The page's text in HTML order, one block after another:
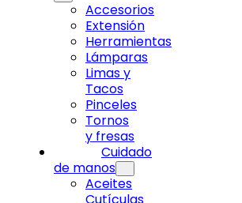
Accesorios
Extensión
Herramientas
Lámparas
Limas y
Tacos
Pinceles
Tornos
y fresas
Cuidado
de manos
Aceites